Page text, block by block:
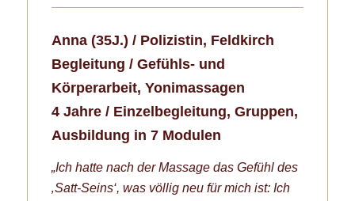
Anna (35J.) / Polizistin, Feldkirch
Begleitung / Gefühls- und
Körperarbeit, Yonimassagen
4 Jahre / Einzelbegleitung, Gruppen,
Ausbildung in 7 Modulen
„Ich hatte nach der Massage das Gefühl des
‚Satt-Seins‘, was völlig neu für mich ist: Ich